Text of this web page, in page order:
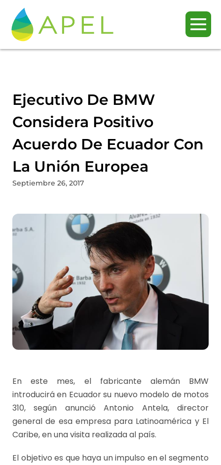
Ejecutivo De BMW
Considera Positivo
Acuerdo De Ecuador Con
La Unión Europea
Septiembre 26, 2017
En este mes, el fabricante alemán BMW
introducirá en Ecuador su nuevo modelo de motos
310, según anunció Antonio Antela, director
general de esa empresa para Latinoamérica y El
Caribe, en una visita realizada al país.
El objetivo es que haya un impulso en el segmento